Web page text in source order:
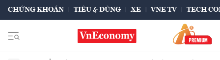
CHỨNG KHOÁN TIÊU & DÙNG XE VNE TV TECH